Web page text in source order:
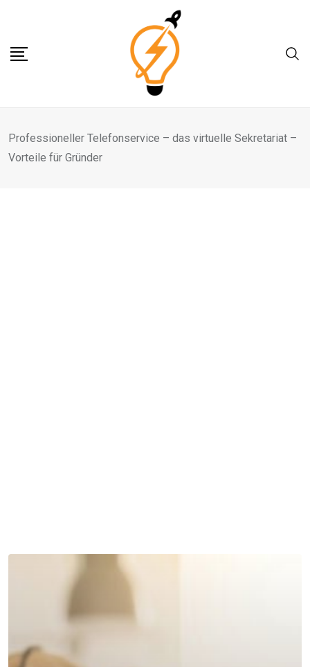
content
Professioneller Telefonservice – das virtuelle Sekretariat –
Vorteile für Gründer